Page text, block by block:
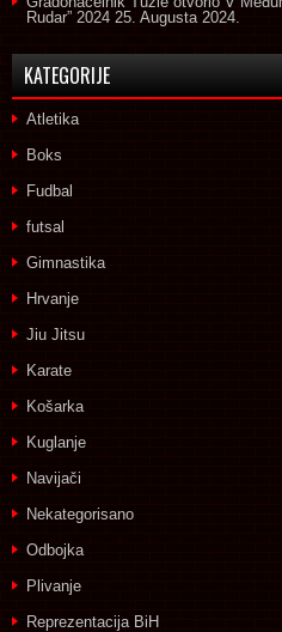
Rudar” 2024 25. Augusta 2024.
KATEGORIJE
Atletika
Boks
Fudbal
futsal
Gimnastika
Hrvanje
Jiu Jitsu
Karate
Košarka
Kuglanje
Navijači
Nekategorisano
Odbojka
Plivanje
Reprezentacija BiH